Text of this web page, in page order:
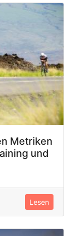
Metriken
und
Lesen